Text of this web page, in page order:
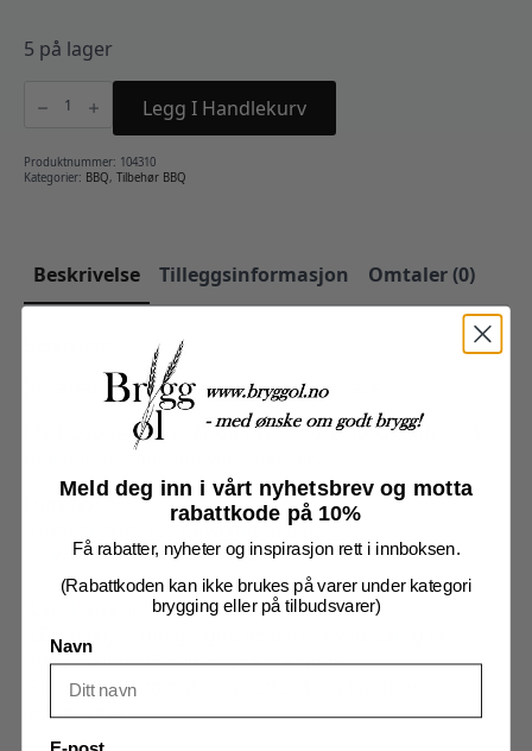
5 på lager
termometer
antall Legg I Handlekurv
Produktnummer: 104310
Kategorier: BBQ, Tilbehør BBQ
Beskrivelse Tilleggsinformasjon Omtaler (0)
Infrared Thermometer med dobbel laser.
Med dobbel laser får du mye bedre nøyaktighet på
målingene dine enn ved enkel laser.
Funksjoner:
-Dobbel laser for nøyaktig måling
-Enkel å bruke med en hånd
-Skru laser av og på
-Lavt batterinivå-indikator
-LED baklys som gir god lesbarhet ved dårlig lys
-Velg mellom Celsius og Fahrenheit
-Skrur seg automatisk av etter 15 sekunders
innaktivitet
Meld deg inn i vårt nyhetsbrev og motta
rabattkode på 10%
Få rabatter, nyheter og inspirasjon rett i innboksen.
(Rabattkoden kan ikke brukes på varer under kategori
brygging eller på tilbudsvarer)
Navn